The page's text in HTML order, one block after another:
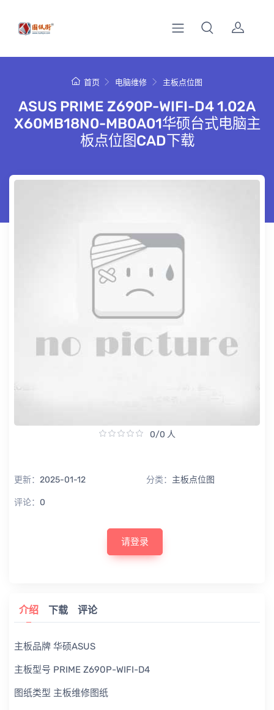
首页 电脑维修 主板点位图
ASUS PRIME Z690P-WIFI-D4 1.02A
X60MB18N0-MB0A01华硕台式电脑主
板点位图CAD下载
0/0 人
更新： 2025-01-12 分类： 主板点位图
评论： 0
请登录
介绍 下载 评论
主板品牌 华硕ASUS
主板型号 PRIME Z690P-WIFI-D4
图纸类型 主板维修图纸